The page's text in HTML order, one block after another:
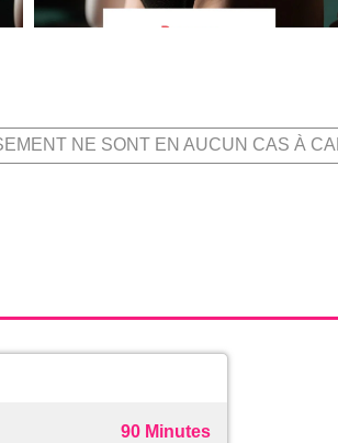
NE SONT EN AUCUN CAS À
90 Minutes